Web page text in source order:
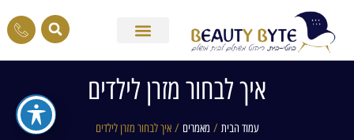
איך לבחור מזרן לילדים
עמוד הבית / מאמרים / איך לבחור מזרן לילדים